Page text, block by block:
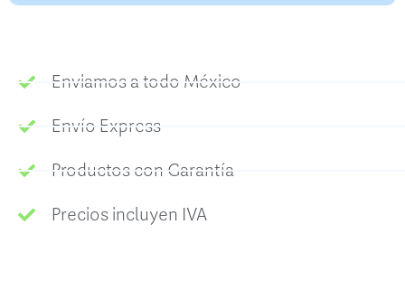
Enviamos a todo México
Envío Express
Productos con Garantía
Precios incluyen IVA